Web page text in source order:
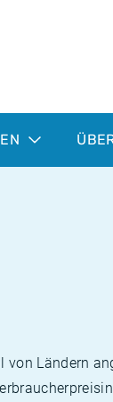
Ländern